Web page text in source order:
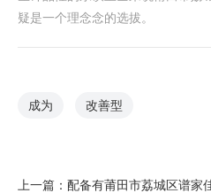
疑是一个理念念的选拔。
成为 改善型
上一篇： 配备有莆田市荔城区谱家